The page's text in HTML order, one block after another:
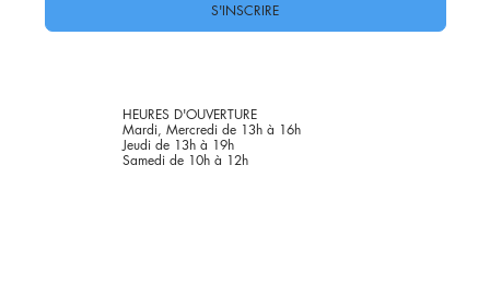
S'INSCRIRE
HEURES D'OUVERTURE
Mardi, Mercredi de 13h à 16h
Jeudi de 13h à 19h
Samedi de 10h à 12h